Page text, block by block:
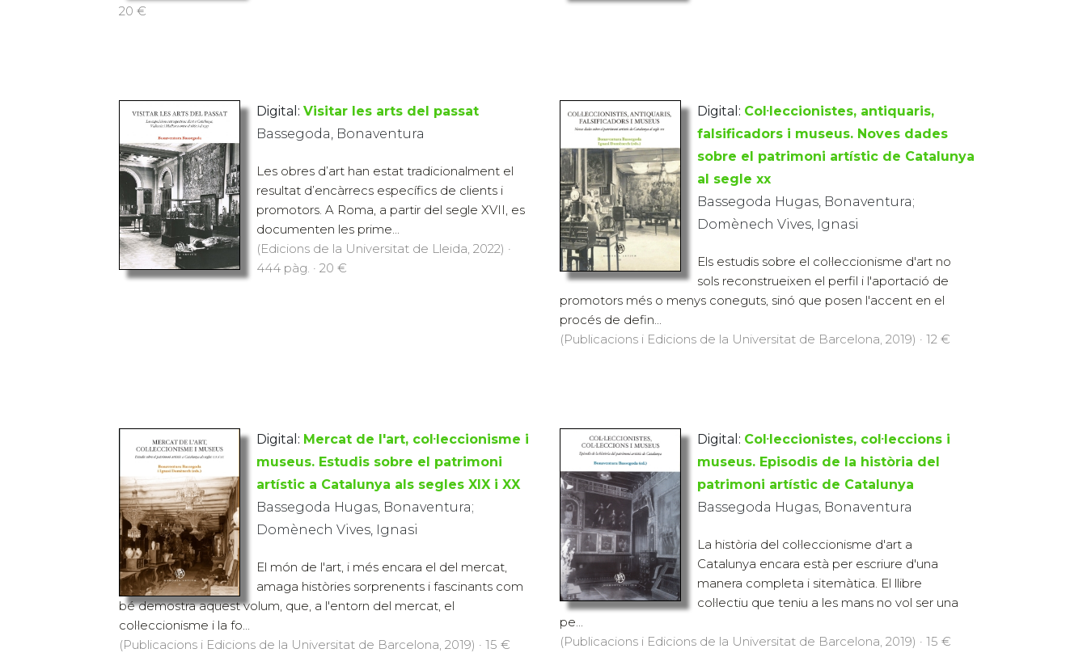
20 €
Digital: Visitar les arts del passat
Bassegoda, Bonaventura
Les obres d’art han estat tradicionalment el
resultat d’encàrrecs específics de clients i
promotors. A Roma, a partir del segle XVII, es
documenten les prime...
(Edicions de la Universitat de Lleida, 2022) ·
444 pàg. · 20 €
Digital: Col·leccionistes, antiquaris,
falsificadors i museus. Noves dades
sobre el patrimoni artístic de Catalunya
al segle xx
Bassegoda Hugas, Bonaventura;
Domènech Vives, Ignasi
Els estudis sobre el col·leccionisme d'art no
sols reconstrueixen el perfil i l'aportació de
promotors més o menys coneguts, sinó que posen l'accent en el
procés de defin...
(Publicacions i Edicions de la Universitat de Barcelona, 2019) · 12 €
Digital: Mercat de l'art, col·leccionisme i
museus. Estudis sobre el patrimoni
artístic a Catalunya als segles XIX i XX
Bassegoda Hugas, Bonaventura;
Domènech Vives, Ignasi
El món de l'art, i més encara el del mercat,
amaga històries sorprenents i fascinants com
bé demostra aquest volum, que, a l'entorn del mercat, el
col·leccionisme i la fo...
(Publicacions i Edicions de la Universitat de Barcelona, 2019) · 15 €
Digital: Col·leccionistes, col·leccions i
museus. Episodis de la història del
patrimoni artístic de Catalunya
Bassegoda Hugas, Bonaventura
La història del col·leccionisme d'art a
Catalunya encara està per escriure d'una
manera completa i sitemàtica. El llibre
col·lectiu que teniu a les mans no vol ser una
pe...
(Publicacions i Edicions de la Universitat de Barcelona, 2019) · 15 €